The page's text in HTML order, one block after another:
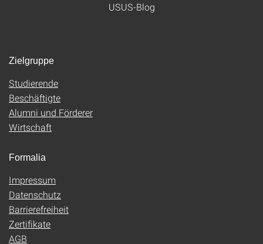
USUS-Blog
Zielgruppe
Studierende
Beschäftigte
Alumni und Förderer
Wirtschaft
Formalia
Impressum
Datenschutz
Barrierefreiheit
Zertifikate
AGB